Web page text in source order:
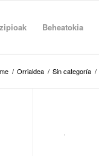
Beheatokia
/ Orrialdea / Sin categoría /
.